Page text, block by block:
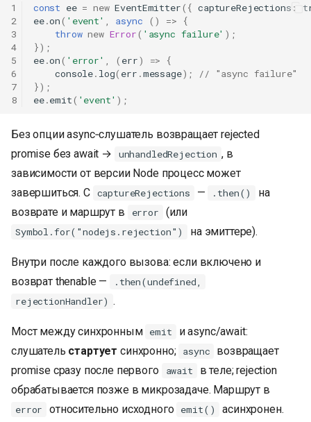
1
2
3
4
5
6
7
8
const ee = new EventEmitter({ captureRejections :
ee.on( 'event' async () =>
{
throw new Error( 'async failure' );
});
ee.on( 'error' ( err) =>
{
console. log( err .message);
// "async failure"
});
ee.emit( 'event' );
Без опции async‑слушатель возвращает rejected
promise без await →
unhandledRejection , в
зависимости от версии Node процесс может
завершиться. С captureRejections — .then()
на
возврате и маршрут в
error (или
Symbol.for("nodejs.rejection") на эмиттере).
Внутри после каждого вызова: если включено и
возврат thenable —
.then(undefined,
rejectionHandler) .
Мост между синхронным emit
и async/await:
слушатель стартует синхронно; async
возвращает
promise сразу после первого
await
в теле; rejection
обрабатывается позже в микрозадаче. Маршрут в
error относительно исходного emit() асинхронен.
К началу